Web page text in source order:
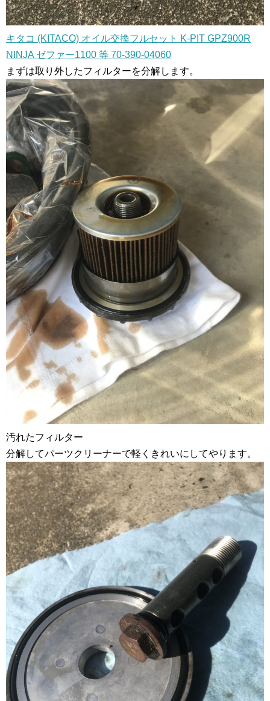
キタコ (KITACO) オイル交換フルセット K-PIT GPZ900R
NINJA ゼファー1100 等 70-390-04060
まずは取り外したフィルターを分解します。
汚れたフィルター
分解してパーツクリーナーで軽くきれいにしてやります。